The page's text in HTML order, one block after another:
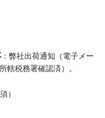
：弊社出荷通知（電子メー
轄税務署確認済）。
）